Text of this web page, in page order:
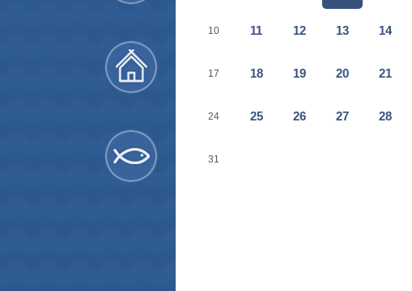
10 11 12 13 14
17 18 19 20 21
24 25 26 27 28
31